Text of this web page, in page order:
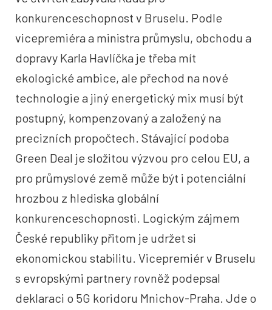
konkurenceschopnost v Bruselu. Podle
vicepremiéra a ministra průmyslu, obchodu a
dopravy Karla Havlíčka je třeba mít
ekologické ambice, ale přechod na nové
technologie a jiný energetický mix musí být
postupný, kompenzovaný a založený na
precizních propočtech. Stávající podoba
Green Deal je složitou výzvou pro celou EU, a
pro průmyslové země může být i potenciální
hrozbou z hlediska globální
konkurenceschopnosti. Logickým zájmem
České republiky přitom je udržet si
ekonomickou stabilitu. Vicepremiér v Bruselu
s evropskými partnery rovněž podepsal
deklaraci o 5G koridoru Mnichov-Praha. Jde o